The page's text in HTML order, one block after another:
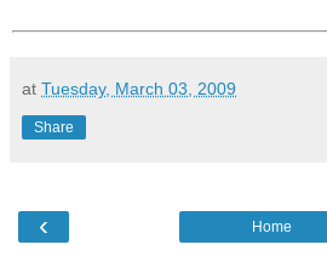
at Tuesday, March 03, 2009
Share
‹ Home